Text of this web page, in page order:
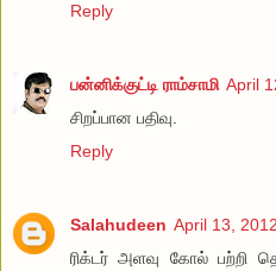
Reply
பன்னிக்குட்டி ராம்சாமி April
சிறப்பான பதிவு.
Reply
Salahudeen April 13,
ரிக்டர் அளவு கோல் பற்றி